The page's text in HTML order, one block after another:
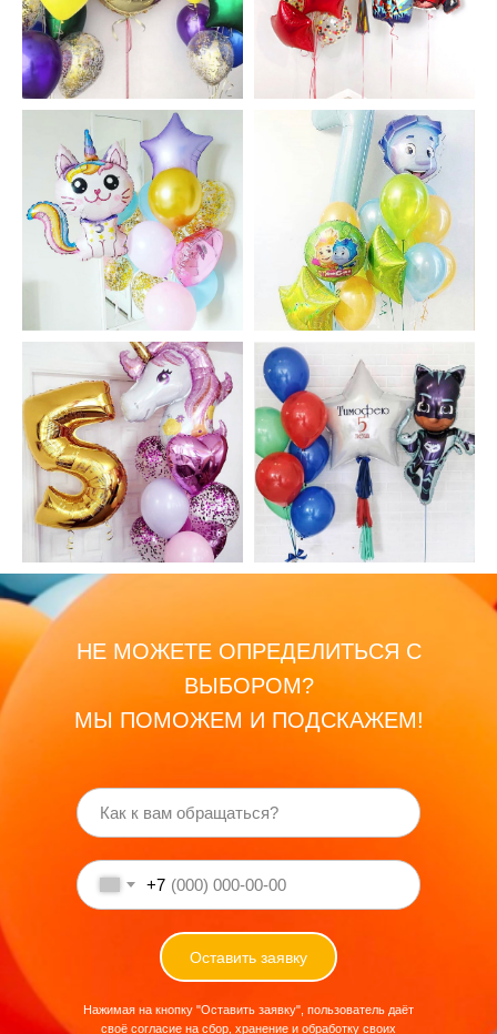
НЕ МОЖЕТЕ ОПРЕДЕЛИТЬСЯ С
ВЫБОРОМ?
МЫ ПОМОЖЕМ И ПОДСКАЖЕМ!
+7
Оставить заявку
Нажимая на кнопку "Оставить заявку", пользователь даёт
своё согласие на сбор, хранение и обработку своих